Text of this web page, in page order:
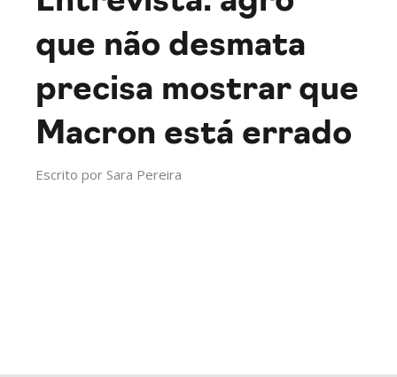
que não desmata
precisa mostrar que
Macron está errado
Escrito por Sara Pereira